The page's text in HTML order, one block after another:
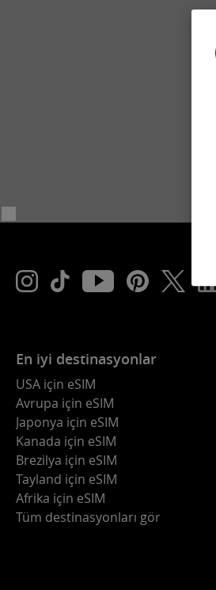
En iyi destinasyonlar
USA için eSIM
Avrupa için eSIM
Japonya için eSIM
Kanada için eSIM
Brezilya için eSIM
Tayland için eSIM
Afrika için eSIM
Tüm destinasyonları gör